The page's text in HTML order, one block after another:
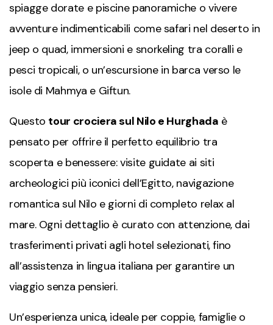
spiagge dorate e piscine panoramiche o vivere
avventure indimenticabili come safari nel deserto in
jeep o quad, immersioni e snorkeling tra coralli e
pesci tropicali, o un’escursione in barca verso le
isole di Mahmya e Giftun.
Questo tour crociera sul Nilo e Hurghada è
pensato per offrire il perfetto equilibrio tra
scoperta e benessere: visite guidate ai siti
archeologici più iconici dell’Egitto, navigazione
romantica sul Nilo e giorni di completo relax al
mare. Ogni dettaglio è curato con attenzione, dai
trasferimenti privati agli hotel selezionati, fino
all’assistenza in lingua italiana per garantire un
viaggio senza pensieri.
Un’esperienza unica, ideale per coppie, famiglie o